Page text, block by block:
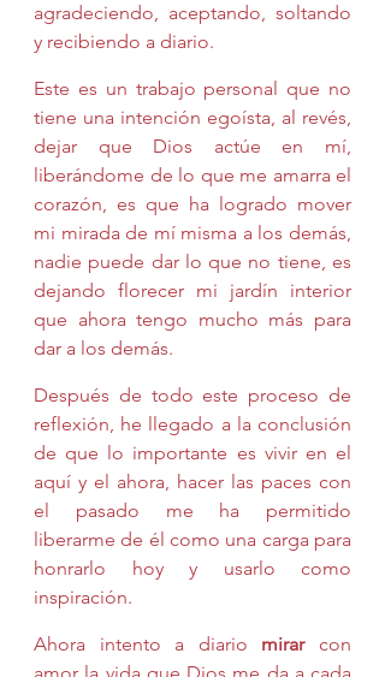
agradeciendo, aceptando, soltando
y recibiendo a diario.
Este es un trabajo personal que no
tiene una intención egoísta, al revés,
dejar que Dios actúe en mí,
liberándome de lo que me amarra el
corazón, es que ha logrado mover
mi mirada de mí misma a los demás,
nadie puede dar lo que no tiene, es
dejando florecer mi jardín interior
que ahora tengo mucho más para
dar a los demás.
Después de todo este proceso de
reflexión, he llegado a la conclusión
de que lo importante es vivir en el
aquí y el ahora, hacer las paces con
el pasado me ha permitido
liberarme de él como una carga para
honrarlo hoy y usarlo como
inspiración.
Ahora intento a diario mirar con